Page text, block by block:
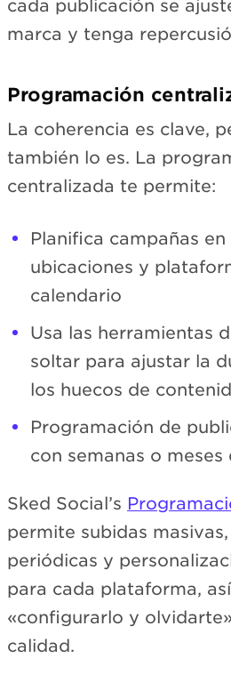
cada publicación se
marca y tenga
Programación
La coherencia es clave,
también lo es. La
centralizada te permite:
Planifica campañas
ubicaciones y
calendario
Usa las herramientas
soltar para ajustar la
los huecos de
Programación de
con semanas o
Sked Social’s
permite subidas
periódicas y
para cada plataforma,
«configurarlo y
calidad.